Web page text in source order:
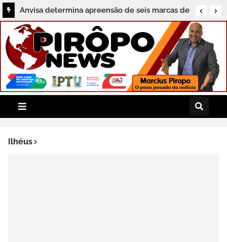
Anvisa determina apreensão de seis marcas de
sal vendidas irregularmente no Brasil
Ilhéus